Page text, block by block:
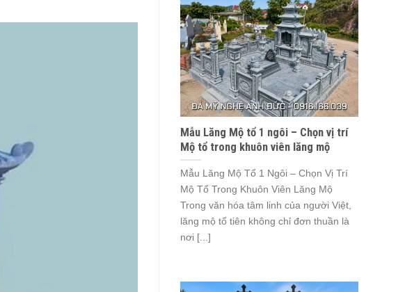
Mẫu Lăng Mộ tổ 1 ngôi – Chọn vị trí
Mộ tổ trong khuôn viên lăng mộ
Mẫu Lăng Mộ Tổ 1 Ngôi – Chọn Vị Trí
Mộ Tổ Trong Khuôn Viên Lăng Mộ
Trong văn hóa tâm linh của người Việt,
lăng mộ tổ tiên không chỉ đơn thuần là
nơi [...]